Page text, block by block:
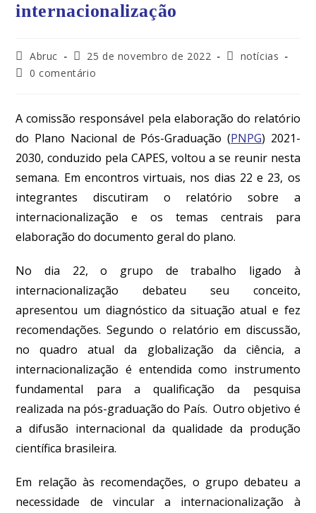
internacionalização
Abruc 25 de novembro de 2022
notícias
0 comentário
A comissão responsável pela elaboração do relatório
do Plano Nacional de Pós-Graduação (PNPG) 2021-
2030, conduzido pela CAPES, voltou a se reunir nesta
semana. Em encontros virtuais, nos dias 22 e 23, os
integrantes discutiram o relatório sobre a
internacionalização e os temas centrais para
elaboração do documento geral do plano.
No dia 22, o grupo de trabalho ligado à
internacionalização debateu seu conceito,
apresentou um diagnóstico da situação atual e fez
recomendações. Segundo o relatório em discussão,
no quadro atual da globalização da ciência, a
internacionalização é entendida como instrumento
fundamental para a qualificação da pesquisa
realizada na pós-graduação do País. Outro objetivo é
a difusão internacional da qualidade da produção
científica brasileira.
Em relação às recomendações, o grupo debateu a
necessidade de vincular a internacionalização à